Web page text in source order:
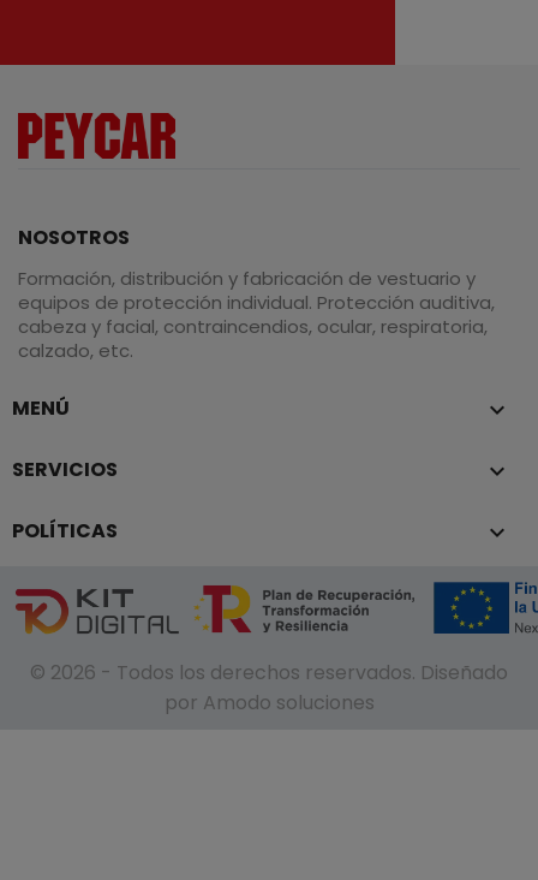
NOSOTROS
Formación, distribución y fabricación de vestuario y
equipos de protección individual. Protección auditiva,
cabeza y facial, contraincendios, ocular, respiratoria,
calzado, etc.
MENÚ 
SERVICIOS 
POLÍTICAS 
© 2026 - Todos los derechos reservados. Diseñado
por Amodo soluciones